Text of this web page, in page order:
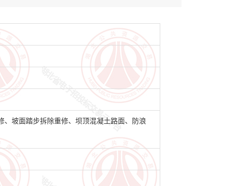
坡面踏步拆除重修、坝顶混凝土路面、防浪